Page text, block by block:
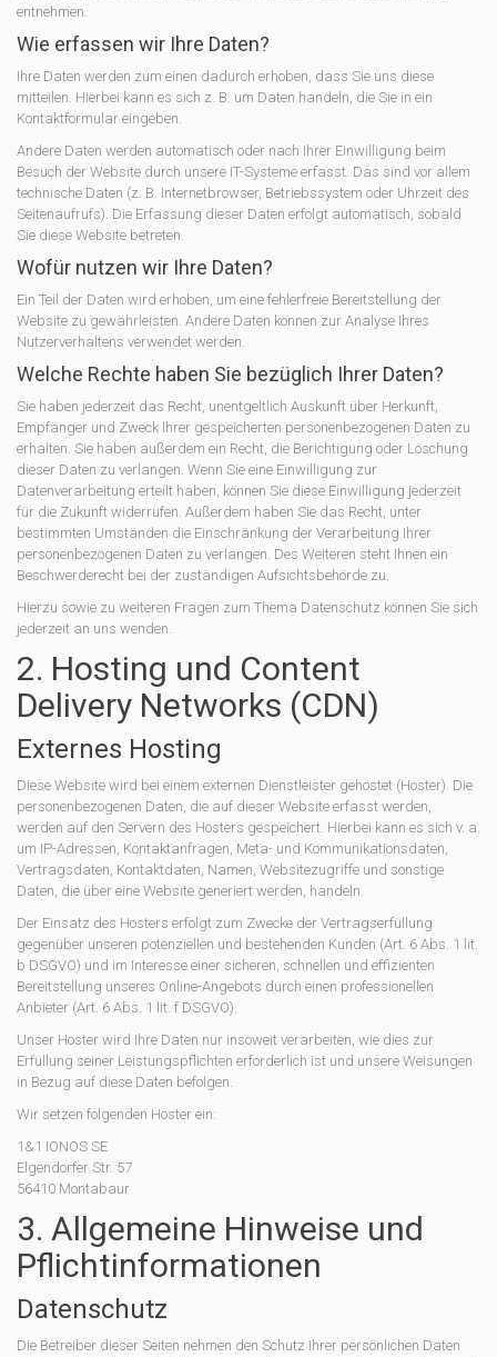
entnehmen.
Wie erfassen wir Ihre Daten?
Ihre Daten werden zum einen dadurch erhoben, dass Sie uns diese
mitteilen. Hierbei kann es sich z. B. um Daten handeln, die Sie in ein
Kontaktformular eingeben.
Andere Daten werden automatisch oder nach Ihrer Einwilligung beim
Besuch der Website durch unsere IT-Systeme erfasst. Das sind vor allem
technische Daten (z. B. Internetbrowser, Betriebssystem oder Uhrzeit des
Seitenaufrufs). Die Erfassung dieser Daten erfolgt automatisch, sobald
Sie diese Website betreten.
Wofür nutzen wir Ihre Daten?
Ein Teil der Daten wird erhoben, um eine fehlerfreie Bereitstellung der
Website zu gewährleisten. Andere Daten können zur Analyse Ihres
Nutzerverhaltens verwendet werden.
Welche Rechte haben Sie bezüglich Ihrer Daten?
Sie haben jederzeit das Recht, unentgeltlich Auskunft über Herkunft,
Empfänger und Zweck Ihrer gespeicherten personenbezogenen Daten zu
erhalten. Sie haben außerdem ein Recht, die Berichtigung oder Löschung
dieser Daten zu verlangen. Wenn Sie eine Einwilligung zur
Datenverarbeitung erteilt haben, können Sie diese Einwilligung jederzeit
für die Zukunft widerrufen. Außerdem haben Sie das Recht, unter
bestimmten Umständen die Einschränkung der Verarbeitung Ihrer
personenbezogenen Daten zu verlangen. Des Weiteren steht Ihnen ein
Beschwerderecht bei der zuständigen Aufsichtsbehörde zu.
Hierzu sowie zu weiteren Fragen zum Thema Datenschutz können Sie sich
jederzeit an uns wenden.
2. Hosting und Content
Delivery Networks (CDN)
Externes Hosting
Diese Website wird bei einem externen Dienstleister gehostet (Hoster). Die
personenbezogenen Daten, die auf dieser Website erfasst werden,
werden auf den Servern des Hosters gespeichert. Hierbei kann es sich v. a.
um IP-Adressen, Kontaktanfragen, Meta- und Kommunikationsdaten,
Vertragsdaten, Kontaktdaten, Namen, Websitezugriffe und sonstige
Daten, die über eine Website generiert werden, handeln.
Der Einsatz des Hosters erfolgt zum Zwecke der Vertragserfüllung
gegenüber unseren potenziellen und bestehenden Kunden (Art. 6 Abs. 1 lit.
b DSGVO) und im Interesse einer sicheren, schnellen und effizienten
Bereitstellung unseres Online-Angebots durch einen professionellen
Anbieter (Art. 6 Abs. 1 lit. f DSGVO).
Unser Hoster wird Ihre Daten nur insoweit verarbeiten, wie dies zur
Erfüllung seiner Leistungspflichten erforderlich ist und unsere Weisungen
in Bezug auf diese Daten befolgen.
Wir setzen folgenden Hoster ein:
1&1 IONOS SE
Elgendorfer Str. 57
56410 Montabaur
3. Allgemeine Hinweise und
Pflicht­informationen
Datenschutz
Die Betreiber dieser Seiten nehmen den Schutz Ihrer persönlichen Daten